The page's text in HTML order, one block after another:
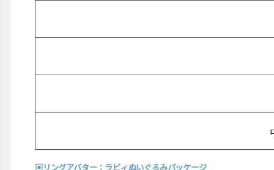
▣リングアバター：ラビィぬいぐるみパッケージ